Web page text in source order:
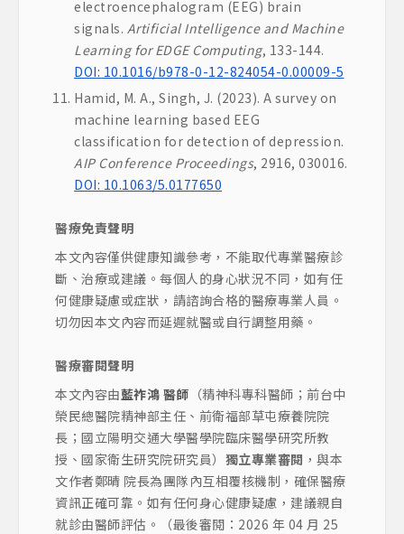
electroencephalogram (EEG) brain
signals. Artificial Intelligence and Machine
Learning for EDGE Computing, 133-144.
DOI: 10.1016/b978-0-12-824054-0.00009-5
Hamid, M. A., Singh, J. (2023). A survey on
machine learning based EEG
classification for detection of depression.
AIP Conference Proceedings, 2916, 030016.
DOI: 10.1063/5.0177650
醫療免責聲明
本文內容僅供健康知識參考，不能取代專業醫療診
斷、治療或建議。每個人的身心狀況不同，如有任
何健康疑慮或症狀，請諮詢合格的醫療專業人員。
切勿因本文內容而延遲就醫或自行調整用藥。
醫療審閱聲明
本文內容由藍祚鴻 醫師 （精神科專科醫師；前台中
榮民總醫院精神部主任、前衛福部草屯療養院院
長；國立陽明交通大學醫學院臨床醫學研究所教
授、國家衛生研究院研究員） 獨立專業審閱 ，與本
文作者鄭晴 院長為團隊內互相覆核機制，確保醫療
資訊正確可靠。如有任何身心健康疑慮，建議親自
就診由醫師評估。（最後審閱：2026 年 04 月 25